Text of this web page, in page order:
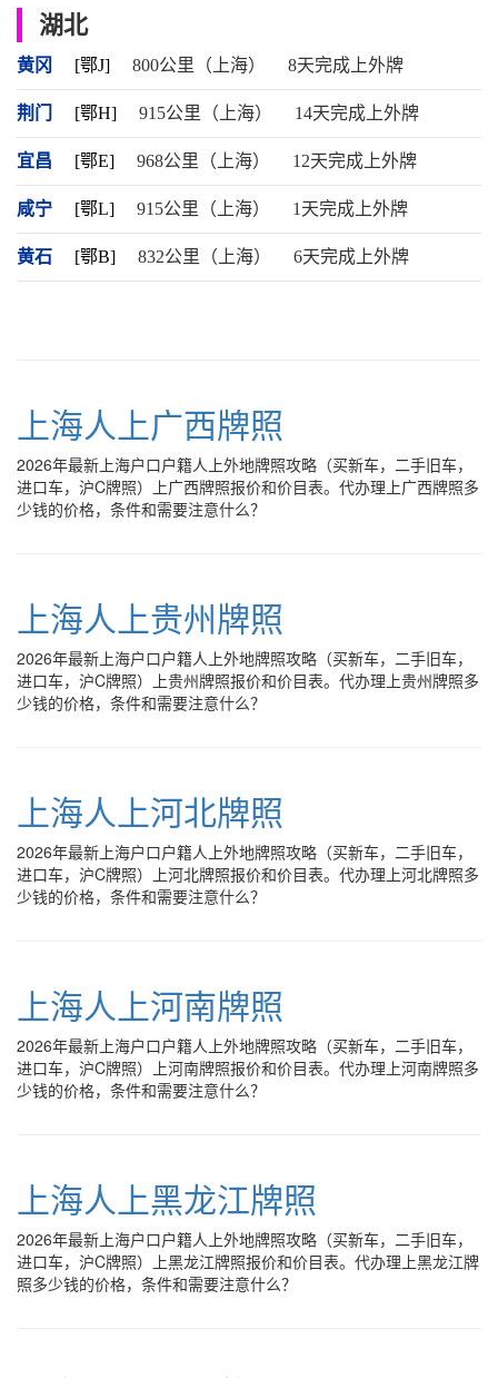
湖北
黄冈 [鄂J] 800公里（上海） 8天完成上外牌
荆门 [鄂H] 915公里（上海） 14天完成上外牌
宜昌 [鄂E] 968公里（上海） 12天完成上外牌
咸宁 [鄂L] 915公里（上海） 1天完成上外牌
黄石 [鄂B] 832公里（上海） 6天完成上外牌
上海人上广西牌照
2026年最新上海户口户籍人上外地牌照攻略（买新车，二手旧车，
进口车，沪C牌照）上广西牌照报价和价目表。代办理上广西牌照多
少钱的价格，条件和需要注意什么？
上海人上贵州牌照
2026年最新上海户口户籍人上外地牌照攻略（买新车，二手旧车，
进口车，沪C牌照）上贵州牌照报价和价目表。代办理上贵州牌照多
少钱的价格，条件和需要注意什么？
上海人上河北牌照
2026年最新上海户口户籍人上外地牌照攻略（买新车，二手旧车，
进口车，沪C牌照）上河北牌照报价和价目表。代办理上河北牌照多
少钱的价格，条件和需要注意什么？
上海人上河南牌照
2026年最新上海户口户籍人上外地牌照攻略（买新车，二手旧车，
进口车，沪C牌照）上河南牌照报价和价目表。代办理上河南牌照多
少钱的价格，条件和需要注意什么？
上海人上黑龙江牌照
2026年最新上海户口户籍人上外地牌照攻略（买新车，二手旧车，
进口车，沪C牌照）上黑龙江牌照报价和价目表。代办理上黑龙江牌
照多少钱的价格，条件和需要注意什么？